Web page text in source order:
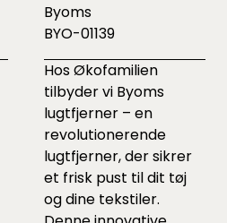
Byoms
BYO-01139
Hos Økofamilien
tilbyder vi Byoms
lugtfjerner – en
revolutionerende
lugtfjerner, der sikrer
et frisk pust til dit tøj
og dine tekstiler.